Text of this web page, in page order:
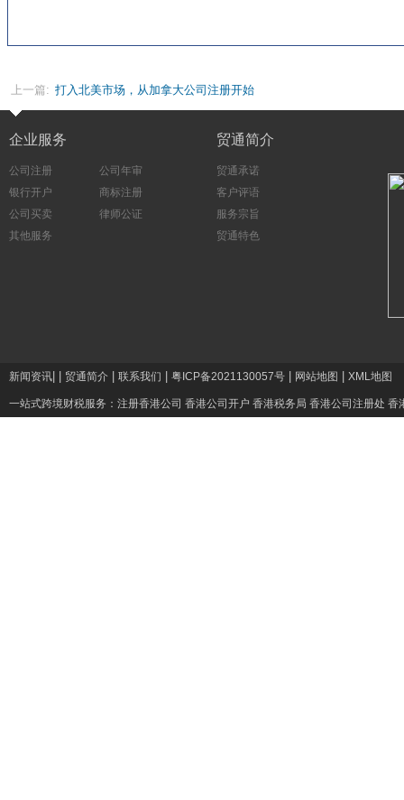
上一篇: 打入北美市场，从加拿大公司注册开始
企业服务
公司注册
公司年审
银行开户
商标注册
公司买卖
律师公证
其他服务
贸通简介
贸通承诺
客户评语
服务宗旨
贸通特色
新闻资讯 贸通简介 联系我们 粤ICP备2021130057号 网站地图 XML地图
一站式跨境财税服务： 注册香港公司 香港公司开户 香港税务局 香港公司注册处 香